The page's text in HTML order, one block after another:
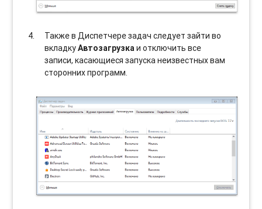
Также в Диспетчере задач следует зайти во
вкладкуАвтозагрузкаи отключить все
записи, касающиеся запуска неизвестных вам
сторонних программ.